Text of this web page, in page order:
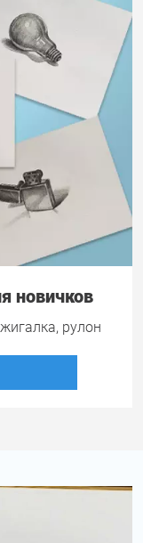
новичков
рулон